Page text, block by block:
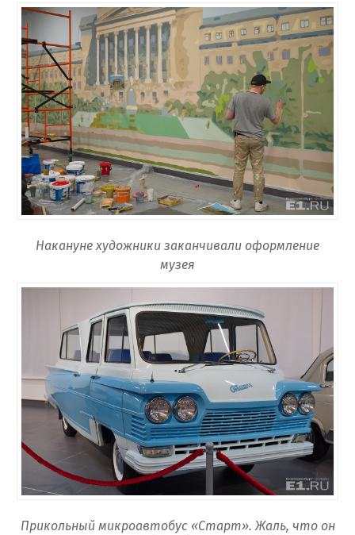
Накануне художники заканчивали оформление
музея
Прикольный микроавтобус «Старт». Жаль, что он